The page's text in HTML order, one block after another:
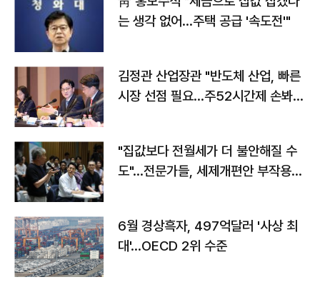
는 생각 없어…주택 공급 '속도전'"
김정관 산업장관 "반도체 산업, 빠른
시장 선점 필요…주52시간제 손봐
"집값보다 전월세가 더 불안해질 수
도"…전문가들, 세제개편안 부작용
6월 경상흑자, 497억달러 '사상 최
대'…OECD 2위 수준